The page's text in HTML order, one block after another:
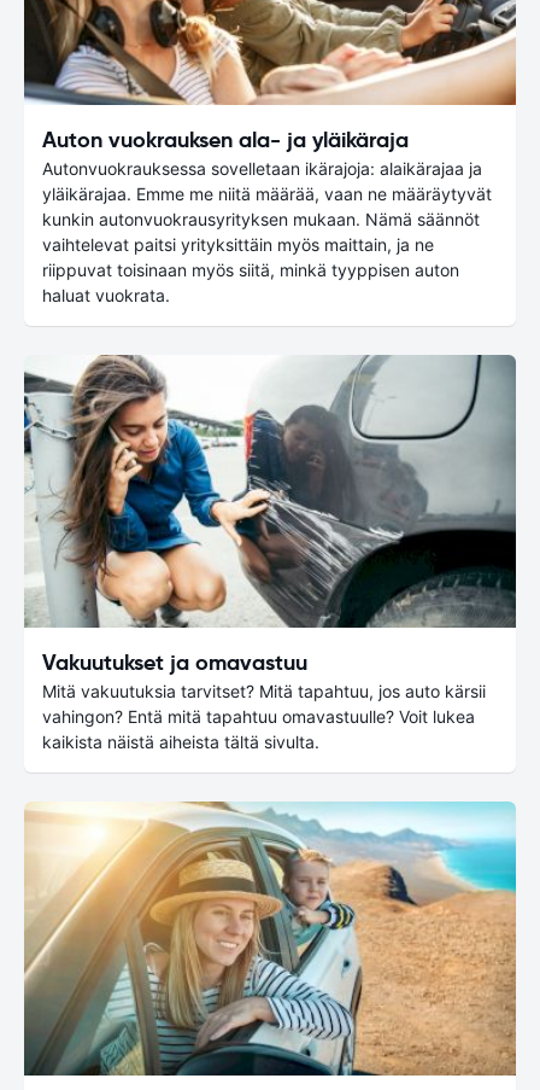
Auton vuokrauksen ala- ja yläikäraja
Autonvuokrauksessa sovelletaan ikärajoja: alaikärajaa ja
yläikärajaa. Emme me niitä määrää, vaan ne määräytyvät
kunkin autonvuokrausyrityksen mukaan. Nämä säännöt
vaihtelevat paitsi yrityksittäin myös maittain, ja ne
riippuvat toisinaan myös siitä, minkä tyyppisen auton
haluat vuokrata.
Vakuutukset ja omavastuu
Mitä vakuutuksia tarvitset? Mitä tapahtuu, jos auto kärsii
vahingon? Entä mitä tapahtuu omavastuulle? Voit lukea
kaikista näistä aiheista tältä sivulta.